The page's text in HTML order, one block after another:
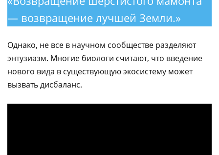
— возвращение лучшей Земли.»
Однако, не все в научном сообществе разделяют
энтузиазм. Многие биологи считают, что введение
нового вида в существующую экосистему может
вызвать дисбаланс.